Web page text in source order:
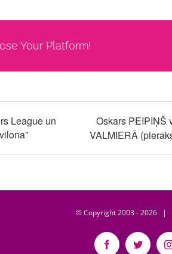
Your Platform!
League un
Oskars PEIPIŅŠ
VALMIERĀ
© Copyright 2003 -2026 |
FacebookTwitter